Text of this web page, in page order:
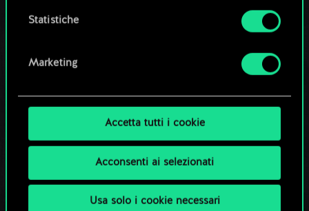
Statistiche
Marketing
Accetta tutti i cookie
Acconsenti ai selezionati
Usa solo i cookie necessari
I NOSTRI CANALI SOCIAL